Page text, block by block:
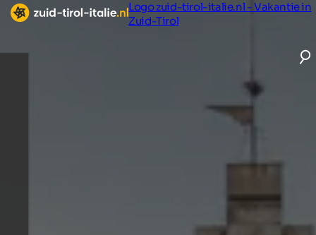
Logo zuid-tirol-italie.nl - Vakantie in
Zuid-Tirol